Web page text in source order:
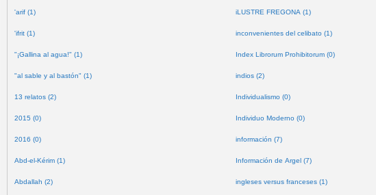
'arif (1)
'ifrit (1)
"¡Gallina al agua!" (1)
"al sable y al bastón" (1)
13 relatos (2)
2015 (0)
2016 (0)
Abd-el-Kérim (1)
Abdallah (2)
iLUSTRE FREGONA (1)
inconvenientes del celibato (1)
Index Librorum Prohibitorum (0)
indios (2)
Individualismo (0)
Individuo Moderno (0)
información (7)
Información de Argel (7)
ingleses versus franceses (1)